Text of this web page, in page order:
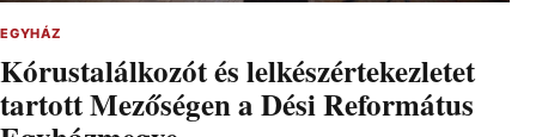
EGYHÁZ
Kórustalálkozót és lelkészértekezletet
tartott Mezőségen a Dési Református